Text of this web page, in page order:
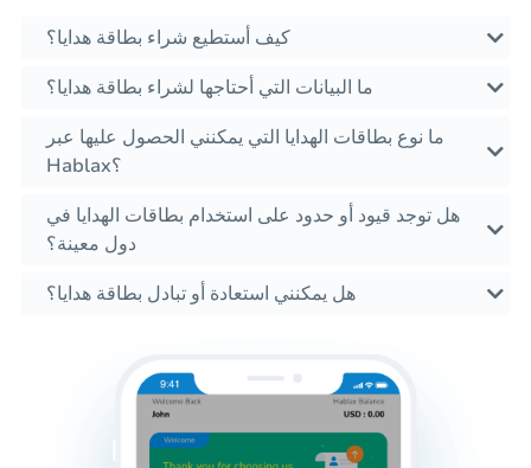
كيف أستطيع شراء بطاقة هدايا؟
ما البيانات التي أحتاجها لشراء بطاقة هدايا؟
ما نوع بطاقات الهدايا التي يمكنني الحصول عليها عبر
Hablax؟
هل توجد قيود أو حدود على استخدام بطاقات الهدايا في
دول معينة؟
هل يمكنني استعادة أو تبادل بطاقة هدايا؟